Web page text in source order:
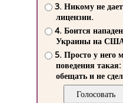
3. Никому не
лицензии.
4. Боится
Украины на
5. Просто у него
поведения такая:
обещать и не